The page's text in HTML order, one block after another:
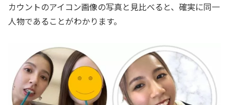
カウントのアイコン画像の写真と見比べると、確実に同一
人物であることがわかります。